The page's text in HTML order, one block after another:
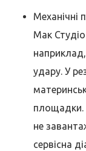
Механічні
Мак
удару. У
площадки.
не
сервісна